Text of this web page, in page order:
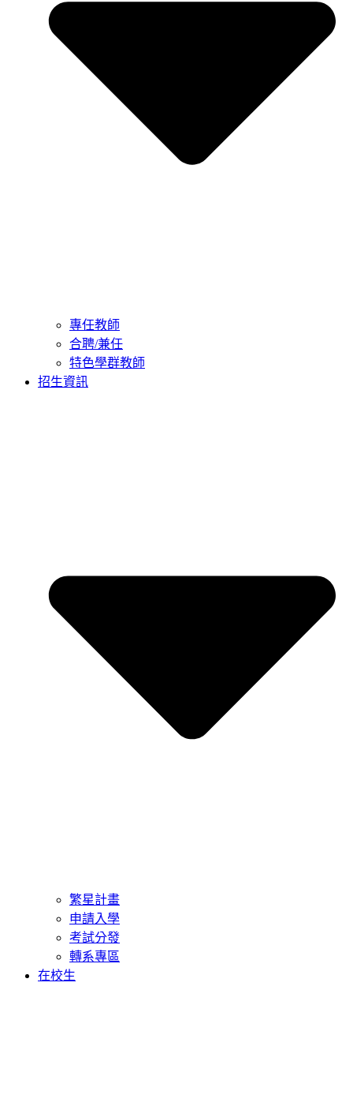
專任教師
合聘/兼任
特色學群教師
招生資訊
繁星計畫
申請入學
考試分發
轉系專區
在校生